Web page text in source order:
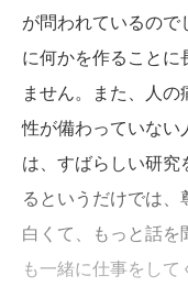
が問われているの
に何かを作ることに
ません。また、人
性が備わっていない
は、すばらしい研
るというだけでは
白くて、もっと話
も一緒に仕事をして